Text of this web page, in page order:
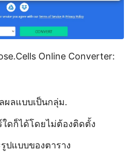
Online Converter:
ผลแบบเป็นกลุ่ม.
ใดก็ได้โดยไม่ต้องติดตั้ง
ปแบบของตาราง